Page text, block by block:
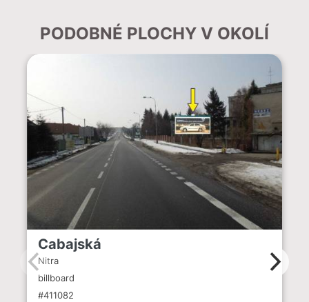
PODOBNÉ PLOCHY V OKOLÍ
Cabajská
Nitra
billboard
#411082